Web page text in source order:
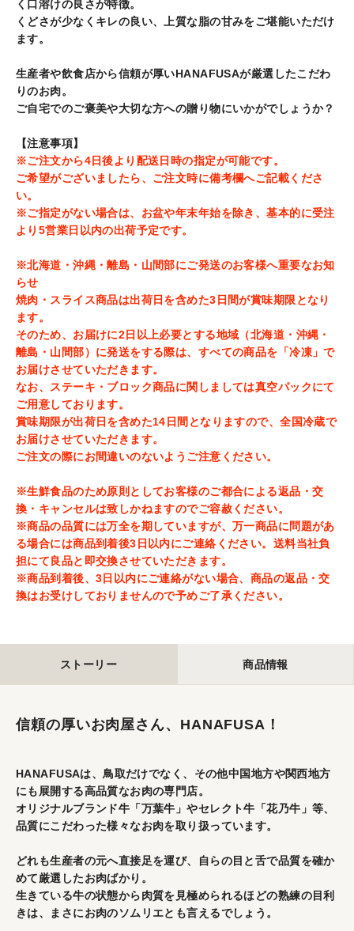
く口溶けの良さが特徴。
くどさが少なくキレの良い、上質な脂の甘みをご堪能いただけ
ます。
生産者や飲食店から信頼が厚いHANAFUSAが厳選したこだわ
りのお肉。
ご自宅でのご褒美や大切な方への贈り物にいかがでしょうか？
【注意事項】
※ご注文から4日後より配送日時の指定が可能です。
ご希望がございましたら、ご注文時に備考欄へご記載くださ
い。
※ご指定がない場合は、お盆や年末年始を除き、基本的に受注
より5営業日以内の出荷予定です。
※北海道・沖縄・離島・山間部にご発送のお客様へ重要なお知
らせ
焼肉・スライス商品は出荷日を含めた3日間が賞味期限となり
ます。
そのため、お届けに2日以上必要とする地域（北海道・沖縄・
離島・山間部）に発送をする際は、すべての商品を「冷凍」で
お届けさせていただきます。
なお、ステーキ・ブロック商品に関しましては真空パックにて
ご用意しております。
賞味期限が出荷日を含めた14日間となりますので、全国冷蔵で
お届けさせていただきます。
ご注文の際にお間違いのないようご注意ください。
※生鮮食品のため原則としてお客様のご都合による返品・交
換・キャンセルは致しかねますのでご容赦ください。
※商品の品質には万全を期していますが、万一商品に問題があ
る場合には商品到着後3日以内にご連絡ください。送料当社負
担にて良品と即交換させていただきます。
※商品到着後、3日以内にご連絡がない場合、商品の返品・交
換はお受けしておりませんので予めご了承ください。
ストーリー 商品情報
信頼の厚いお肉屋さん、HANAFUSA！
HANAFUSAは、鳥取だけでなく、その他中国地方や関西地方
にも展開する高品質なお肉の専門店。
オリジナルブランド牛「万葉牛」やセレクト牛「花乃牛」等、
品質にこだわった様々なお肉を取り扱っています。
どれも生産者の元へ直接足を運び、自らの目と舌で品質を確か
めて厳選したお肉ばかり。
生きている牛の状態から肉質を見極められるほどの熟練の目利
きは、まさにお肉のソムリエとも言えるでしょう。